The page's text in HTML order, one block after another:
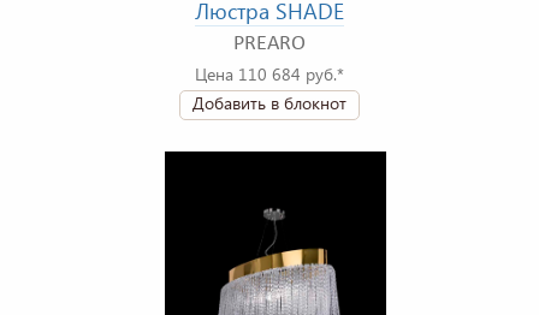
Люстра SHADE
PREARO
Цена 110 684 руб.*
Добавить в блокнот